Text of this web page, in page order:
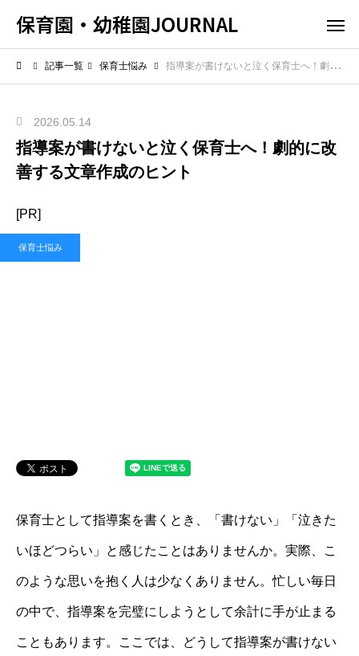
保育園・幼稚園JOURNAL
記事一覧 保育士悩み 指導案が書けないと泣く保育士へ！劇的に改善する文章作成のヒント
2026.05.14
指導案が書けないと泣く保育士へ！劇的に改
善する文章作成のヒント
[PR]
保育士悩み
保育士として指導案を書くとき、「書けない」「泣きた
いほどつらい」と感じたことはありませんか。実際、こ
のような思いを抱く人は少なくありません。忙しい毎日
の中で、指導案を完璧にしようとして余計に手が止まる
こともあります。ここでは、どうして指導案が書けない